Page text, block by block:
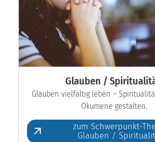
Glauben /
Glauben vielfältig leben –
Ökumene gestalten.
zum Schwerpunkt-
Glauben /